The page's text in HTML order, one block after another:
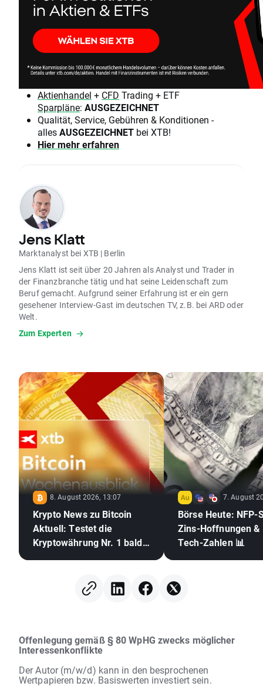
Aktienhandel + CFD Trading + ETF
Sparpläne: AUSGEZEICHNET
Qualität, Service, Gebühren & Konditionen -
allesAUSGEZEICHNET bei XTB!
Hier mehr erfahren
Jens Klatt
Marktanalyst bei XTB | Berlin
Jens Klatt ist seit über 20 Jahren als Analyst und Trader in
der Finanzbranche tätig und hat seine Leidenschaft zum
Beruf gemacht. Aufgrund seiner Erfahrung ist er ein gern
gesehener Interview-Gast im deutschen TV, z.B. bei ARD oder
Welt.
Zum Experten
8. August 2026, 13:07
Krypto News zu Bitcoin
Aktuell: Testet die
Kryptowährung Nr. 1 bald
7. August
Börse Heute: NFP-
Zins-Hoffnungen &
Tech-Zahlen 📊
Offenlegung gemäß § 80 WpHG zwecks möglicher
Interessenkonflikte
Der Autor (m/w/d) kann in den besprochenen
Wertpapieren bzw. Basiswerten investiert sein.